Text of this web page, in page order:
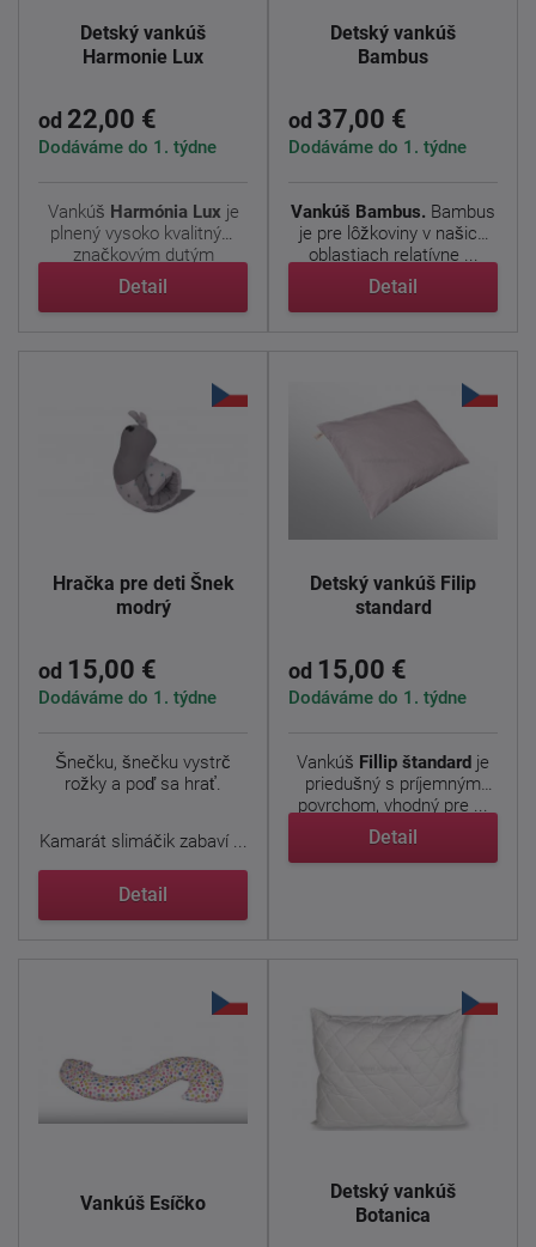
Detský vankúš
Harmonie Lux
od 22,00 €
Dodáváme do 1. týdne
Vankúš Harmónia Lux je
plnený vysoko kvalitným
značkovým dutým
vláknom ...
Detail
Detský vankúš
Bambus
od 37,00 €
Dodáváme do 1. týdne
Vankúš Bambus. Bambus
je pre lôžkoviny v našich
oblastiach relatívne ...
Detail
Hračka pre deti Šnek
modrý
od 15,00 €
Dodáváme do 1. týdne
Šnečku, šnečku vystrč
rožky a poď sa hrať.
Kamarát slimáčik zabaví ...
Detail
Detský vankúš Filip
standard
od 15,00 €
Dodáváme do 1. týdne
Vankúš Fillip štandard je
priedušný s príjemným
povrchom, vhodný pre ...
Detail
Vankúš Esíčko
Detský vankúš
Botanica